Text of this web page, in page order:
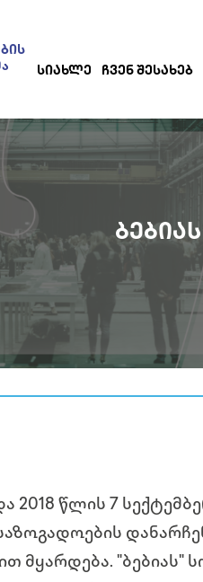
ᲡᲘᲐᲮᲚᲔ ᲩᲕᲔᲜ ᲨᲔᲡᲐᲮᲔᲑ
ᲑᲔᲑᲘᲐᲡ
2018 წლის 7
"ბებიას"